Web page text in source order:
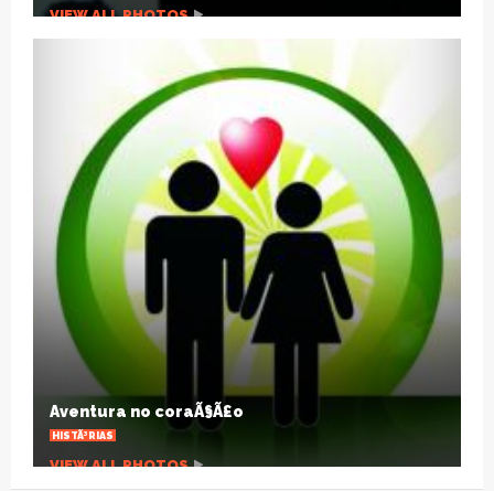
A pandemia que desnuda um planeta
agonizante
ARTIGOS
VIEW ALL PHOTOS